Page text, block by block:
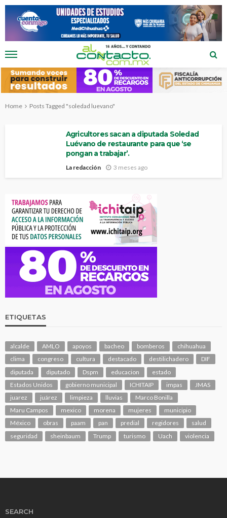
Home Posts Tagged "soledad luevano"
Agricultores sacan a diputada Soledad
Luévano de restaurante para que ‘se
pongan a trabajar’.
La redacción 3 meses ago
ETIQUETAS
alcalde AMLO apoyos bacheo bomberos
chihuahua
clima
congreso cultura destacado destilichadero
DIF
diputada
diputado Dspm educacion
estado
Estados Unidos
gobierno municipal ICHITAIP impas
JMAS
juarez
juárez limpieza lluvias
Marco Bonilla
Maru Campos
mexico morena mujeres
municipio
México
obras paam pan predial regidores
salud
seguridad
sheinbaum Trump turismo Uach violencia
SEARCH